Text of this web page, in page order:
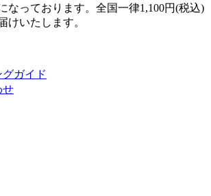
なっております。全国一律1,100円(税込)
けいたします。
ガイド
せ